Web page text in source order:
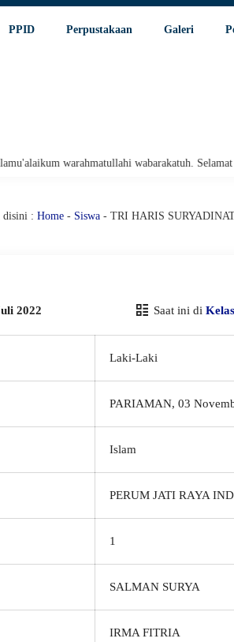
PPID Perpustakaan Galeri
warahmatullahi wabarakatuh. Selamat
disini : Home- Siswa- TRI HARIS
2022 Saat ini di
Laki-Laki
PARIAMAN, 03
Islam
PERUM JATI RAYA
1
SALMAN SURYA
IRMA FITRIA